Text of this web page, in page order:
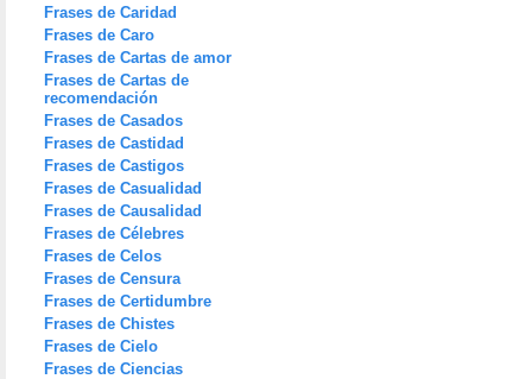
Frases de Caridad
Frases de Caro
Frases de Cartas de amor
Frases de Cartas de
recomendación
Frases de Casados
Frases de Castidad
Frases de Castigos
Frases de Casualidad
Frases de Causalidad
Frases de Célebres
Frases de Celos
Frases de Censura
Frases de Certidumbre
Frases de Chistes
Frases de Cielo
Frases de Ciencias